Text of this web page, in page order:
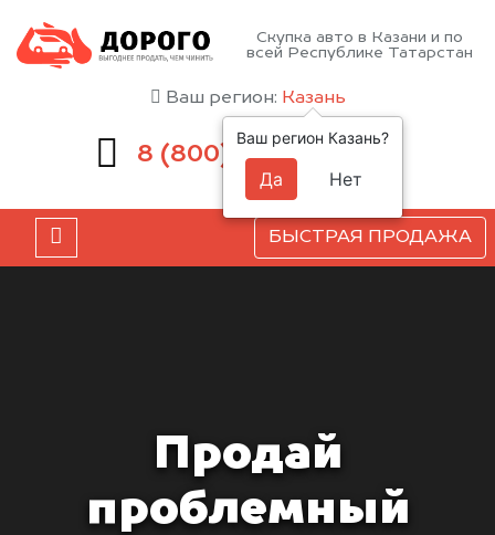
Скупка авто в Казани и по
всей Республике Татарстан
Ваш регион: Казань
8 (800) 551-81-15
БЫСТРАЯ ПРОДАЖА
Продай
проблемный
Ваш регион Казань?
Да Нет